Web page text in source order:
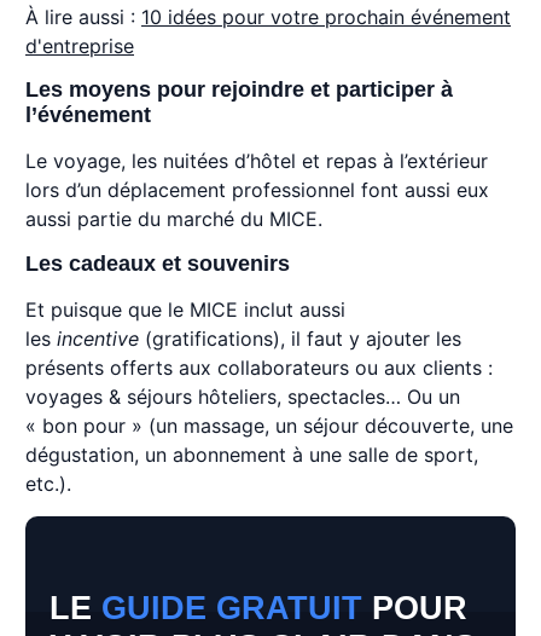
À lire aussi : 10 idées pour votre prochain événement
d'entreprise
Les moyens pour rejoindre et participer à
l’événement
Le voyage, les nuitées d’hôtel et repas à l’extérieur
lors d’un déplacement professionnel font aussi eux
aussi partie du marché du MICE.
Les cadeaux et souvenirs
Et puisque que le MICE inclut aussi
les incentive (gratifications), il faut y ajouter les
présents offerts aux collaborateurs ou aux clients :
voyages & séjours hôteliers, spectacles… Ou un
« bon pour » (un massage, un séjour découverte, une
dégustation, un abonnement à une salle de sport,
etc.).
LE GUIDE GRATUIT POUR